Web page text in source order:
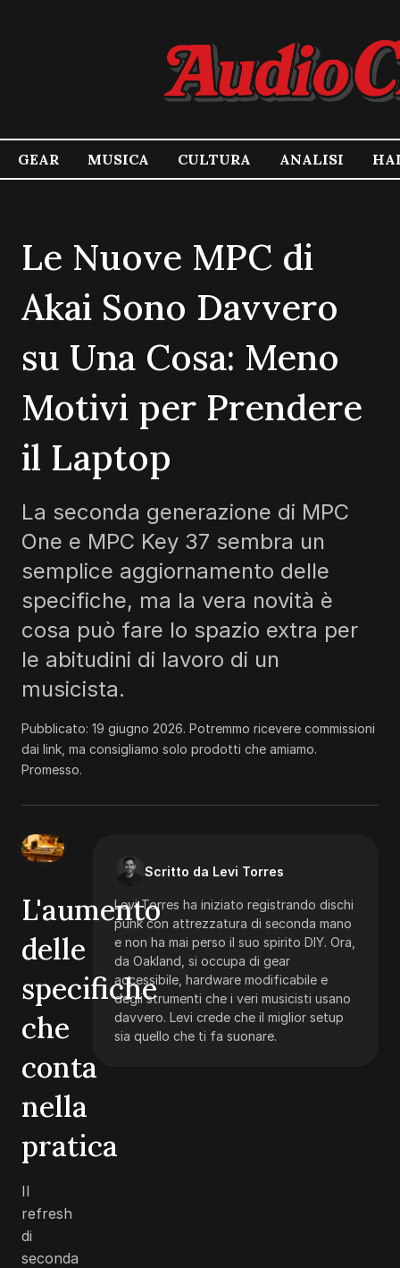
GEAR MUSICA CULTURA ANALISI
Le Nuove MPC di
Akai Sono Davvero
su Una Cosa: Meno
Motivi per Prendere
il Laptop
La seconda generazione di MPC
One e MPC Key 37 sembra un
semplice aggiornamento delle
specifiche, ma la vera novità è
cosa può fare lo spazio extra per
le abitudini di lavoro di un
musicista.
Pubblicato: 19 giugno 2026. Potremmo ricevere commissioni
dai link, ma consigliamo solo prodotti che amiamo.
Promesso.
Scritto da Levi Torres
Levi Torres ha iniziato registrando dischi
punk con attrezzatura di seconda mano
e non ha mai perso il suo spirito DIY. Ora,
da Oakland, si occupa di gear
accessibile, hardware modificabile e
degli strumenti che i veri musicisti usano
davvero. Levi crede che il miglior setup
sia quello che ti fa suonare.
L'aumento
delle
specifiche
che
conta
nella
pratica
Il
refresh
di
seconda